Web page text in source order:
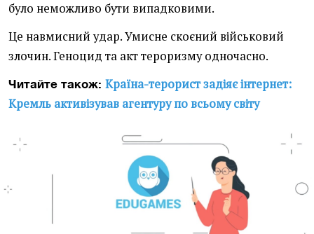
було неможливо бути випадковими.
Це навмисний удар. Умисне скоєний військовий
злочин. Геноцид та акт тероризму одночасно.
Читайте також: Країна-терорист задіяє інтернет:
Кремль активізував агентуру по всьому світу